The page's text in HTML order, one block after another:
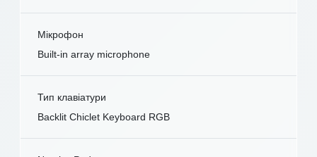
Мікрофон
Built-in array microphone
Тип клавіатури
Backlit Chiclet Keyboard RGB